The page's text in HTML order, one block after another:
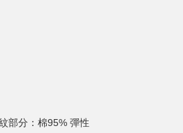
部分：棉95% 彈性